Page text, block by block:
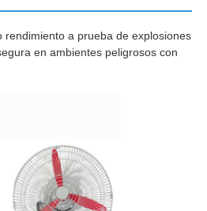
rendimiento a prueba de explosiones
en ambientes peligrosos con